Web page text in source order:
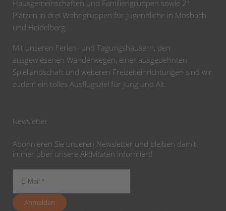
Hausgemeinschaften und Familiengruppen sowie 21
Plätzen in drei Wohngruppen für Jugendliche in Mosbach
und Heidelberg.
Mit unseren Ferien- und Tagungshäusern, den
ausgewiesenen Wanderwegen, einer ausgedehnten
Spiellandschaft und weiteren Freizeiteinrichtungen sind wir
zudem ein tolles Ausflugsziel für Jung und Alt.
Newsletter
Abonnieren Sie unseren Newsletter und bleiben damit
immer über unsere Aktivitäten informiert!